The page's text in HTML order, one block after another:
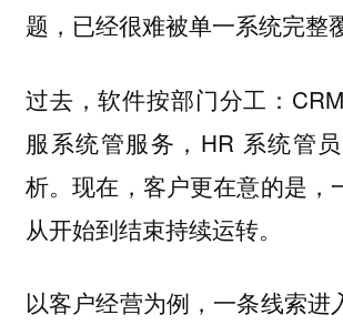
题，已经很难被单一系统完整
过去，软件按部门分工：
服系统管服务，HR 系统管
析。现在，客户更在意的是，
从开始到结束持续运转。
以客户经营为例，一条线索进